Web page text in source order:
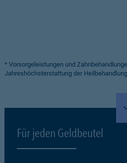
* Vorsorgeleistungen und
Jahreshöchsterstattung der
Für jeden Geldbeutel